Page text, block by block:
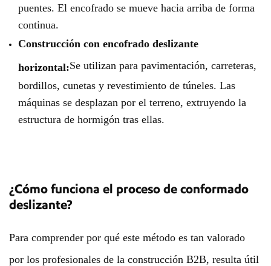
puentes. El encofrado se mueve hacia arriba de forma
continua.
Construcción con encofrado deslizante
horizontal:Se utilizan para pavimentación, carreteras,
bordillos, cunetas y revestimiento de túneles. Las
máquinas se desplazan por el terreno, extruyendo la
estructura de hormigón tras ellas.
¿Cómo funciona el proceso de conformado
deslizante?
Para comprender por qué este método es tan valorado
por los profesionales de la construcción B2B, resulta útil